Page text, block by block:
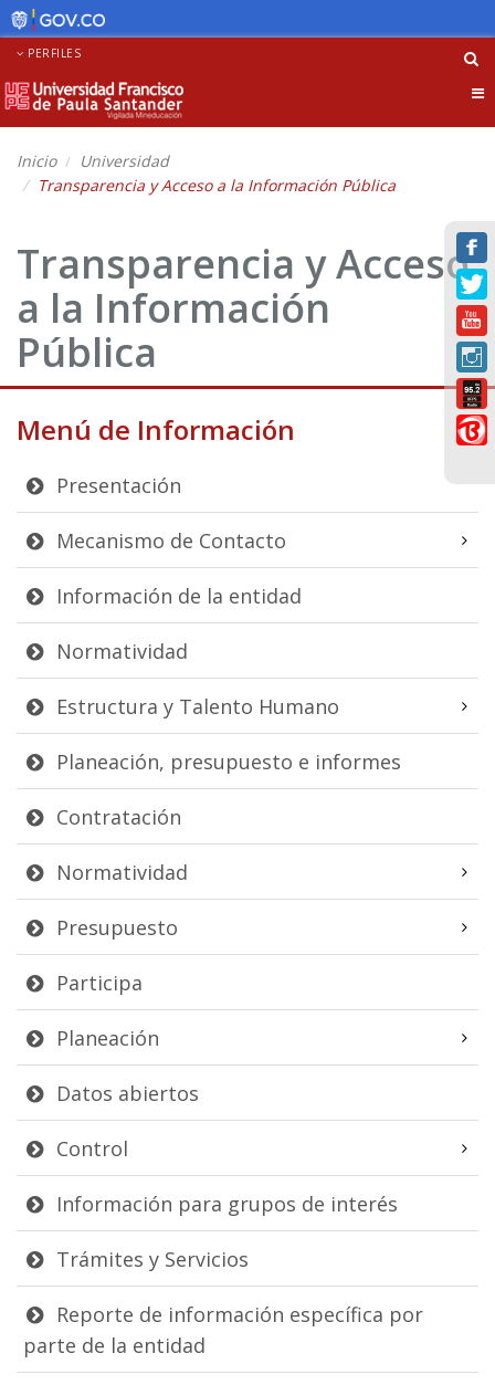
PERFILES
Inicio
Universidad
Transparencia y Acceso a la Información Pública
Transparencia y Acceso
a la Información
Pública
Menú de Información
Presentación
Mecanismo de Contacto
Información de la entidad
Normatividad
Estructura y Talento Humano
Planeación, presupuesto e informes
Contratación
Normatividad
Presupuesto
Participa
Planeación
Datos abiertos
Control
Información para grupos de interés
Trámites y Servicios
Reporte de información específica por
parte de la entidad